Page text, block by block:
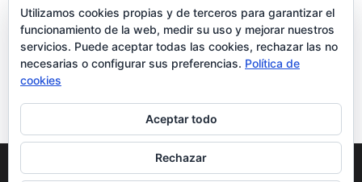
Acceder
Feed de entradas
Feed de comentarios
WordPress.org
Utilizamos cookies propias y de terceros para garantizar el
funcionamiento de la web, medir su uso y mejorar nuestros
servicios. Puede aceptar todas las cookies, rechazar las no
necesarias o configurar sus preferencias. Política de
cookies
Aceptar todo
Rechazar